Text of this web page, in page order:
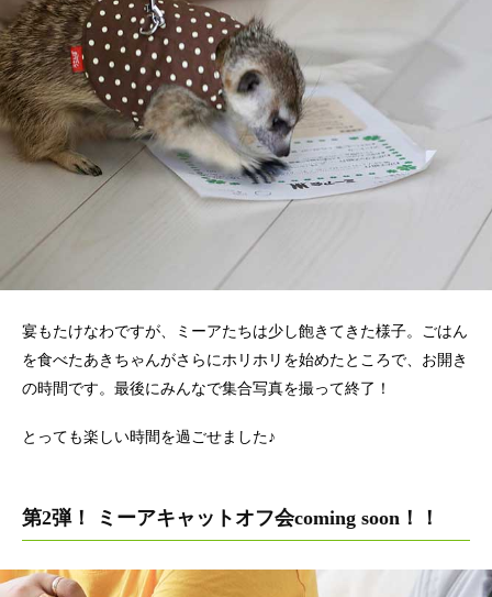
宴もたけなわですが、ミーアたちは少し飽きてきた様子。ごはん
を食べたあきちゃんがさらにホリホリを始めたところで、お開き
の時間です。最後にみんなで集合写真を撮って終了！
とっても楽しい時間を過ごせました♪
第2弾！ ミーアキャットオフ会coming soon！！